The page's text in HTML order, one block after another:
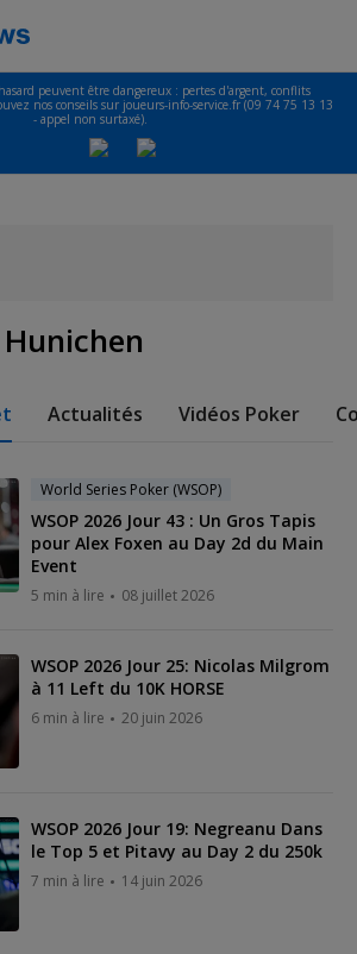
peuvent être dangereux : pertes d'argent, conflits
nos conseils sur joueurs-info-service.fr (09 74 75 13 13
- appel non surtaxé).
Actualités Vidéos Poker
World Series Poker (WSOP)
WSOP 2026 Jour 43 : Un Gros Tapis
pour Alex Foxen au Day 2d du Main
Event
5 min à lire 08 juillet 2026
WSOP 2026 Jour 25: Nicolas Milgrom
à 11 Left du 10K HORSE
6 min à lire 20 juin 2026
WSOP 2026 Jour 19: Negreanu Dans
le Top 5 et Pitavy au Day 2 du 250k
7 min à lire 14 juin 2026